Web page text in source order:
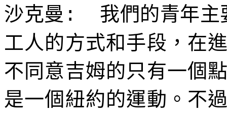
沙克曼 : 我們的青年主
工人的方式和手段，在
不同意吉姆的只有一個
是一個紐約的運動。不